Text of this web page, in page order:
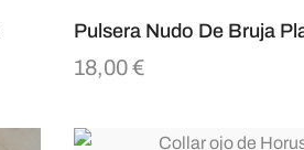
Pulsera Nudo De Bruja
18,00€